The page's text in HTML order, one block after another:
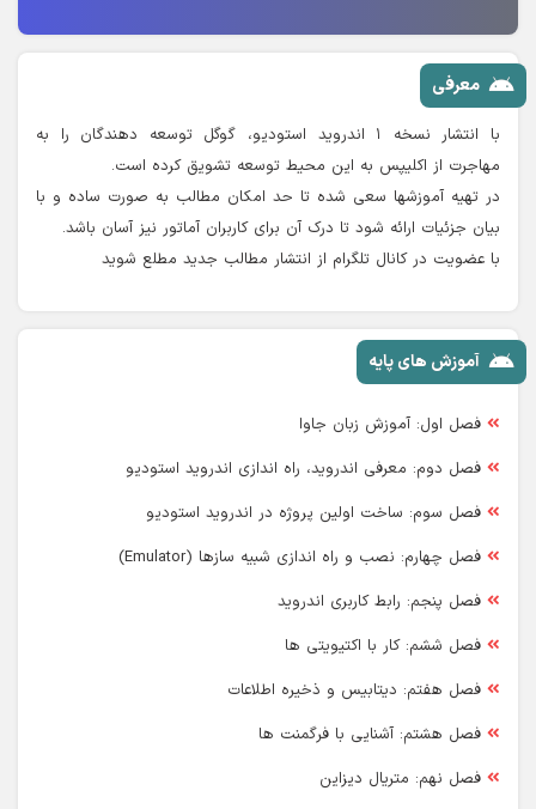
معرفی
با انتشار نسخه ۱ اندروید استودیو، گوگل توسعه دهندگان را به
مهاجرت از اکلیپس به این محیط توسعه تشویق کرده است.
در تهیه آموزشها سعی شده تا حد امکان مطالب به صورت ساده و با
بیان جزئیات ارائه شود تا درک آن برای کاربران آماتور نیز آسان باشد.
با عضویت در کانال تلگرام از انتشار مطالب جدید مطلع شوید
آموزش های پایه
فصل اول: آموزش زبان جاوا
فصل دوم: معرفی اندروید، راه اندازی اندروید استودیو
فصل سوم: ساخت اولین پروژه در اندروید استودیو
فصل چهارم: نصب و راه اندازی شبیه سازها (Emulator)
فصل پنجم: رابط کاربری اندروید
فصل ششم: کار با اکتیویتی ها
فصل هفتم: دیتابیس و ذخیره اطلاعات
فصل هشتم: آشنایی با فرگمنت ها
فصل نهم: متریال دیزاین